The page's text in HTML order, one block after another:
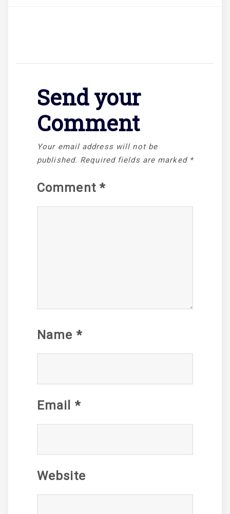
Send your
Comment
Your email address will not be
published. Required fields are marked *
Comment *
Name *
Email *
Website